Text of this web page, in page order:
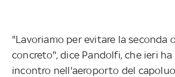
"Lavoriamo per evitare la seconda
concreto", dice Pandolfi, che ieri
incontro nell'aeroporto del